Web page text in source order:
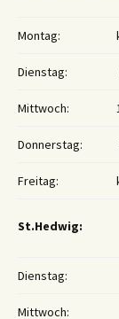
Montag:
Dienstag:
Mittwoch:
Donnerstag:
Freitag:
St.Hedwig:
Dienstag:
Mittwoch: